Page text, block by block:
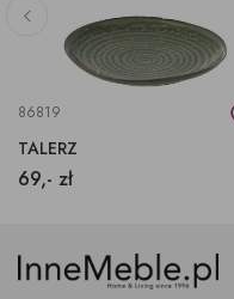
86819
TALERZ
69,- zł